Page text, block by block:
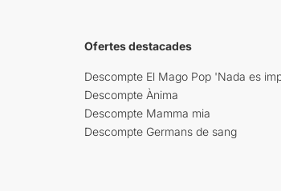
Ofertes destacades
Descompte El Mago Pop 'Nada es
Descompte Ànima
Descompte Mamma mia
Descompte Germans de sang